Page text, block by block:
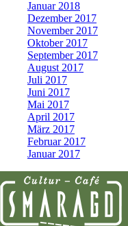
Januar 2018
Dezember 2017
November 2017
Oktober 2017
September 2017
August 2017
Juli 2017
Juni 2017
Mai 2017
April 2017
März 2017
Februar 2017
Januar 2017